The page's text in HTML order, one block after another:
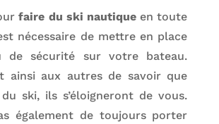
faire du ski nautiqueen toute
nécessaire de mettre en place
de sécurité sur votre bateau.
ainsi aux autres de savoir que
ski, ils s’éloigneront de vous.
également de toujours porter